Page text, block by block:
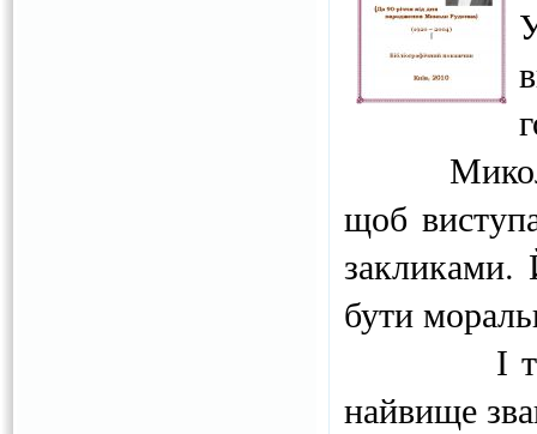
Микола
щоб
закликами.
бути
І
найвище